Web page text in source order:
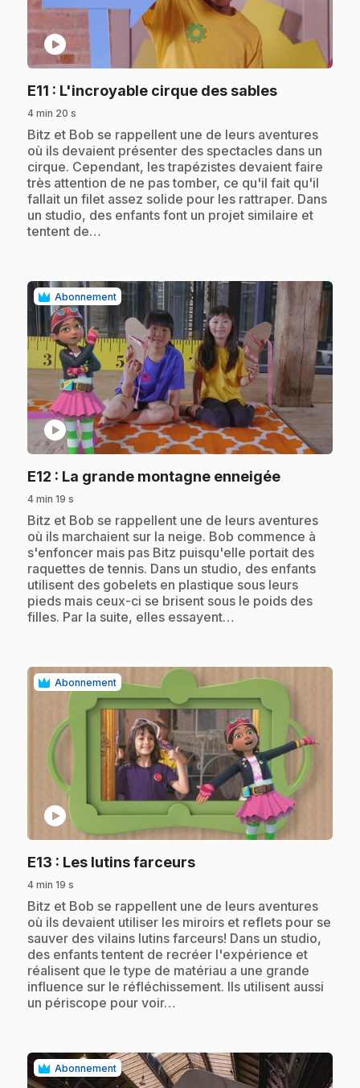
play_circle
E11 : L'incroyable cirque des sables.
4 min 20 s
.Bitz et Bob se rappellent une de leurs aventures
où ils devaient présenter des spectacles dans un
cirque. Cependant, les trapézistes devaient faire
très attention de ne pas tomber, ce qu'il fait qu'il
fallait un filet assez solide pour les rattraper. Dans
un studio, des enfants font un projet similaire et
tentent de…
Abonnement
play_circle
E12 : La grande montagne enneigée.
4 min 19 s
.Bitz et Bob se rappellent une de leurs aventures
où ils marchaient sur la neige. Bob commence à
s'enfoncer mais pas Bitz puisqu'elle portait des
raquettes de tennis. Dans un studio, des enfants
utilisent des gobelets en plastique sous leurs
pieds mais ceux-ci se brisent sous le poids des
filles. Par la suite, elles essayent…
Abonnement
play_circle
E13 : Les lutins farceurs.
4 min 19 s
.Bitz et Bob se rappellent une de leurs aventures
où ils devaient utiliser les miroirs et reflets pour se
sauver des vilains lutins farceurs! Dans un studio,
des enfants tentent de recréer l'expérience et
réalisent que le type de matériau a une grande
influence sur le réfléchissement. Ils utilisent aussi
un périscope pour voir…
Abonnement